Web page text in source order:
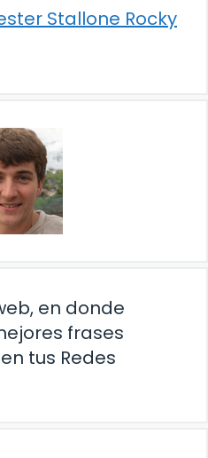
Stallone Rocky
en donde
frases
tus Redes